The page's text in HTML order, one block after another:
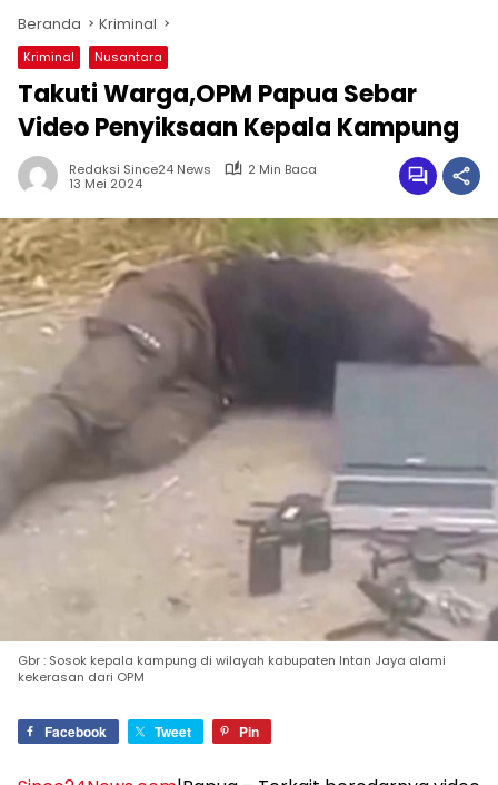
Beranda Kriminal
Kriminal Nusantara
Takuti Warga,OPM Papua Sebar
Video Penyiksaan Kepala Kampung
Redaksi Since24 News
2 Min Baca
13 Mei 2024
Gbr : Sosok kepala kampung di wilayah kabupaten Intan Jaya alami
kekerasan dari OPM
Facebook Tweet Pin